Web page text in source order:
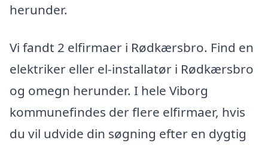
herunder.
Vi fandt 2 elfirmaer i Rødkærsbro. Find en
elektriker eller el-installatør i Rødkærsbro
og omegn herunder. I hele Viborg
kommunefindes der flere elfirmaer, hvis
du vil udvide din søgning efter en dygtig